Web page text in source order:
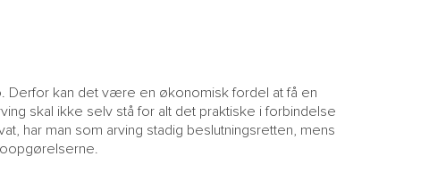
Derfor kan det være en økonomisk fordel at få en
skal ikke selv stå for alt det praktiske i forbindelse
har man som arving stadig beslutningsretten, mens